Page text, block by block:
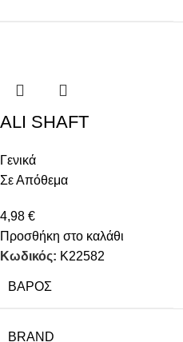
ALI SHAFT
Γενικά
Σε Απόθεμα
4,98 €
Προσθήκη στο καλάθι
Κωδικός: Κ22582
ΒΆΡΟΣ
BRAND